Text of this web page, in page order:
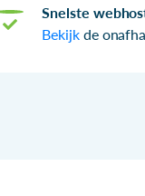
Snelste
Bekijkde